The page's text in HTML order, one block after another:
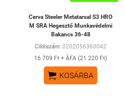
Cerva Steeler Metatarsal S3 HRO
M SRA Hegesztő Munkavédelmi
Bakancs 36-48
Cikkszám: 0202056360042
16 709 Ft + ÁFA (21 220 Ft)
 KOSÁRBA